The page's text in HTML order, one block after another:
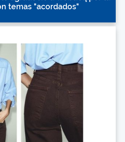
temas "acordados"